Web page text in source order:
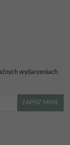
wydarzeniach